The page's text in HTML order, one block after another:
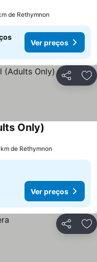
de Rethymnon
Ver preços
Partilhar
Only)
de Rethymnon
Ver preços
Partilhar